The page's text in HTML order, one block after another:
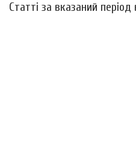
Статті за вказаний період